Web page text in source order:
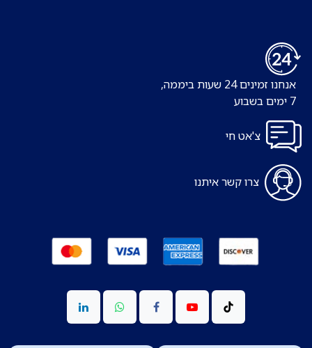
אנחנו זמינים 24 שעות ביממה,
צ'אט חי
צרו קשר איתנו